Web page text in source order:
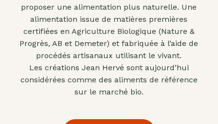
proposer une alimentation plus naturelle. Une
alimentation issue de matières premières
certifiées en Agriculture Biologique (Nature &
Progrès, AB et Demeter) et fabriquée à l’aide de
procédés artisanaux utilisant le vivant.
Les créations Jean Hervé sont aujourd’hui
considérées comme des aliments de référence
sur le marché bio.